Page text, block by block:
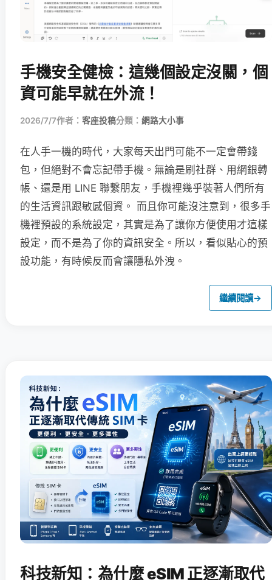
手機安全健檢：這幾個設定沒關，個
資可能早就在外流！
2026/7/7作者： 客座投稿分類： 網路大小事
在人手一機的時代，大家每天出門可能不一定會帶錢
包，但絕對不會忘記帶手機。無論是刷社群、用網銀轉
帳、還是用 LINE 聯繫朋友，手機裡幾乎裝著人們所有
的生活資訊跟敏感個資。 而且你可能沒注意到，很多手
機裡預設的系統設定，其實是為了讓你方便使用才這樣
設定，而不是為了你的資訊安全。所以，看似貼心的預
設功能，有時候反而會讓隱私外洩。
繼續閱讀→
科技新知：為什麼 eSIM 正逐漸取代